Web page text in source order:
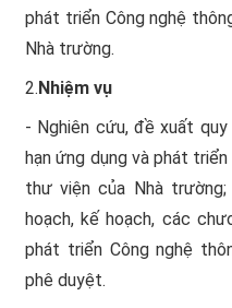
phát triển Công nghệ
Nhà trường.
2. Nhiệm vụ
- Nghiên cứu, đề xuất quy
hạn ứng dụng và phát
thư viện của Nhà
hoạch, kế hoạch, các
phát triển Công nghệ
phê duyệt.